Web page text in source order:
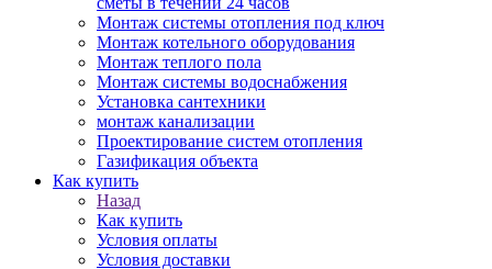
Монтаж системы отопления под ключ
Монтаж котельного оборудования
Монтаж теплого пола
Монтаж системы водоснабжения
Установка сантехники
монтаж канализации
Проектирование систем отопления
Газификация объекта
Как купить
Назад
Как купить
Условия оплаты
Условия доставки